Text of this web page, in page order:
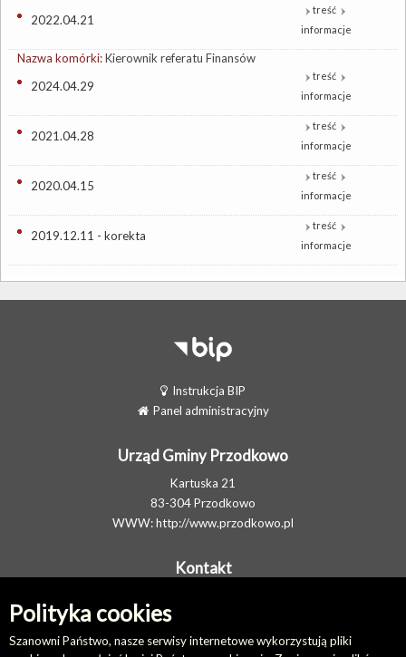
Polityka cookies
Szanowni Państwo, nasze serwisy internetowe wykorzystują pliki
2022.04.21
treść
informacje
Nazwa komórki:Kierownik referatu Finansów
2024.04.29
treść
informacje
2021.04.28
treść
informacje
2020.04.15
treść
informacje
2019.12.11 - korekta
treść
informacje
Instrukcja BIP
Panel administracyjny
Urząd Gminy Przodkowo
Kartuska 21
83-304 Przodkowo
WWW:http://www.przodkowo.pl
Kontakt
E-MAIL:
Elektroniczna Skrzynka Podawcza